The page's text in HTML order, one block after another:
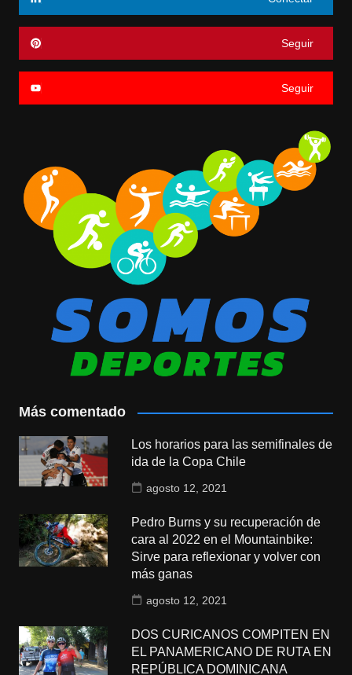
Seguir
Seguir
Más comentado
Los horarios para las semifinales de
ida de la Copa Chile
agosto 12, 2021
Pedro Burns y su recuperación de
cara al 2022 en el Mountainbike:
Sirve para reflexionar y volver con
más ganas
agosto 12, 2021
DOS CURICANOS COMPITEN EN
EL PANAMERICANO DE RUTA EN
REPÚBLICA DOMINICANA